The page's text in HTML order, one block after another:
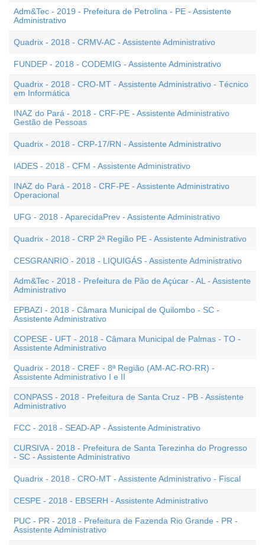
Adm&Tec - 2019 - Prefeitura de Petrolina - PE - Assistente
Administrativo
Quadrix - 2018 - CRMV-AC - Assistente Administrativo
FUNDEP - 2018 - CODEMIG - Assistente Administrativo
Quadrix - 2018 - CRO-MT - Assistente Administrativo - Técnico
em Informática
INAZ do Pará - 2018 - CRF-PE - Assistente Administrativo
Gestão de Pessoas
Quadrix - 2018 - CRP-17/RN - Assistente Administrativo
IADES - 2018 - CFM - Assistente Administrativo
INAZ do Pará - 2018 - CRF-PE - Assistente Administrativo
Operacional
UFG - 2018 - AparecidaPrev - Assistente Administrativo
Quadrix - 2018 - CRP 2ª Região PE - Assistente Administrativo
CESGRANRIO - 2018 - LIQUIGÁS - Assistente Administrativo
Adm&Tec - 2018 - Prefeitura de Pão de Açúcar - AL - Assistente
Administrativo
EPBAZI - 2018 - Câmara Municipal de Quilombo - SC -
Assistente Administrativo
COPESE - UFT - 2018 - Câmara Municipal de Palmas - TO -
Assistente Administrativo
Quadrix - 2018 - CREF - 8ª Região (AM-AC-RO-RR) -
Assistente Administrativo I e II
CONPASS - 2018 - Prefeitura de Santa Cruz - PB - Assistente
Administrativo
FCC - 2018 - SEAD-AP - Assistente Administrativo
CURSIVA - 2018 - Prefeitura de Santa Terezinha do Progresso
- SC - Assistente Administrativo
Quadrix - 2018 - CRO-MT - Assistente Administrativo - Fiscal
CESPE - 2018 - EBSERH - Assistente Administrativo
PUC - PR - 2018 - Prefeitura de Fazenda Rio Grande - PR -
Assistente Administrativo